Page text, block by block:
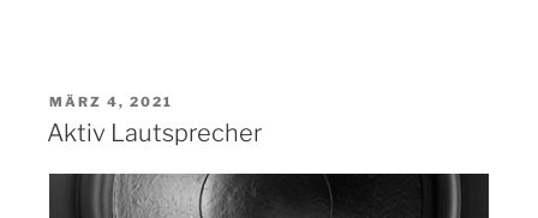
VERÖFFENTLICHT
AM
MÄRZ 4, 2021
Aktiv Lautsprecher